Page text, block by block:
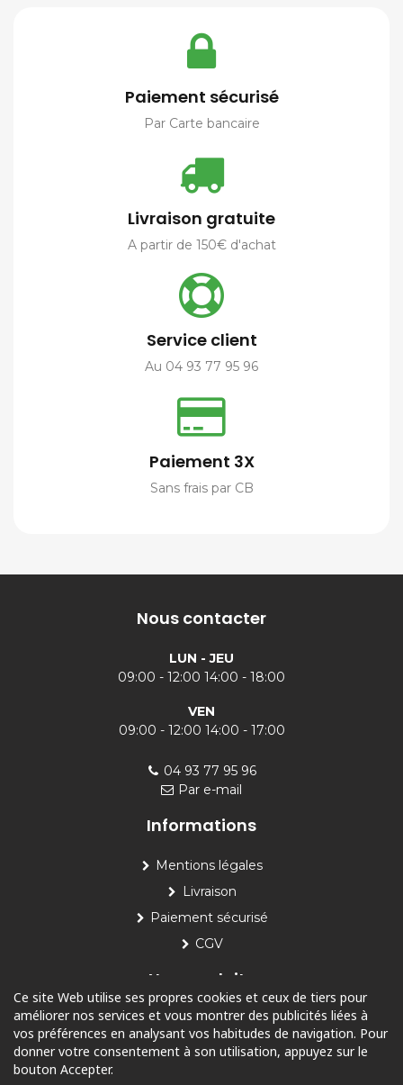
Paiement sécurisé
Par Carte bancaire
Livraison gratuite
A partir de 150€ d'achat
Service client
Au 04 93 77 95 96
Paiement 3X
Sans frais par CB
Nous contacter
LUN - JEU
09:00 - 12:00 14:00 - 18:00
VEN
09:00 - 12:00 14:00 - 17:00
04 93 77 95 96
Par e-mail
Informations
Mentions légales
Livraison
Paiement sécurisé
CGV
Nos produits
Piscine
Jardin
Ce site Web utilise ses propres cookies et ceux de tiers pour
améliorer nos services et vous montrer des publicités liées à
vos préférences en analysant vos habitudes de navigation. Pour
donner votre consentement à son utilisation, appuyez sur le
bouton Accepter.